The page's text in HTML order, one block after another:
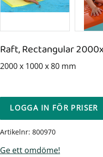
Raft, Rectangular
2000 x 1000 x 80 mm
LOGGA IN FÖR PRISER
Artikelnr 800970
Ge ett omdöme!